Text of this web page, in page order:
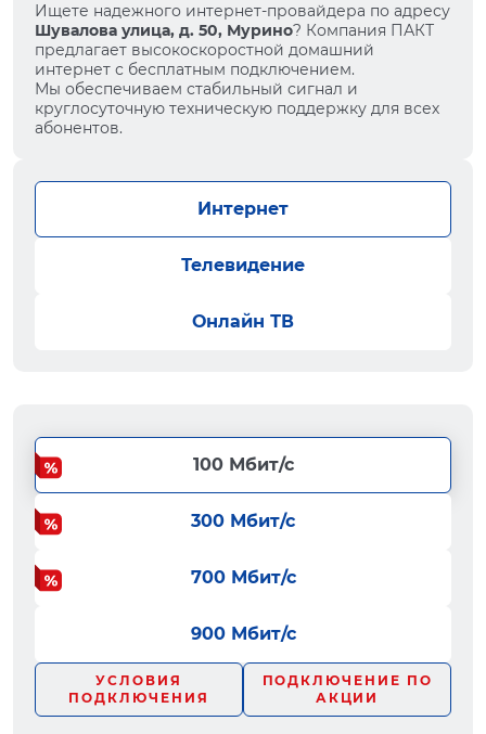
Ищете надежного интернет-провайдера по адресу
Шувалова улица, д. 50, Мурино? Компания ПАКТ
предлагает высокоскоростной домашний
интернет с бесплатным подключением.
Мы обеспечиваем стабильный сигнал и
круглосуточную техническую поддержку для всех
абонентов.
Интернет
Телевидение
Онлайн ТВ
100 Мбит/с
300 Мбит/с
700 Мбит/с
900 Мбит/с
УСЛОВИЯ
ПОДКЛЮЧЕНИЯ
ПОДКЛЮЧЕНИЕ ПО
АКЦИИ